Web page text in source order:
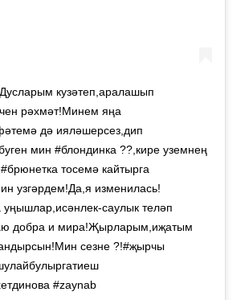
кузәтеп,аралашып
рәхмәт!Минем яңа
дә ияләшерсез,дип
мин #блондинка ?‍?,кире уземнең
тосемә кайтырга
узгәрдем!Да,я изменилась!
уңышлар,исәнлек-саулык теләп
добра и мира!Җырларым,иҗатым
сезне ?!#җырчы
#zaynab